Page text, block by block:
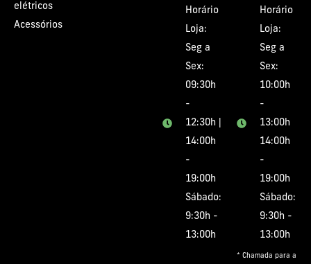
elétricos
Acessórios
Horário
Loja:
Seg a
Sex:
09:30h
-
12:30h |
14:00h
-
19:00h
Sábado:
9:30h -
13:00h
Horário
Loja:
Seg a
Sex:
10:00h
-
13:00h
14:00h
-
19:00h
Sábado:
9:30h -
13:00h
* Chamada para a